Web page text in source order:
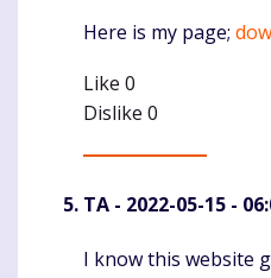
Here is my page;
Like 0
Dislike 0
TA - 2022-05-15 -
Komentaras
I know this website